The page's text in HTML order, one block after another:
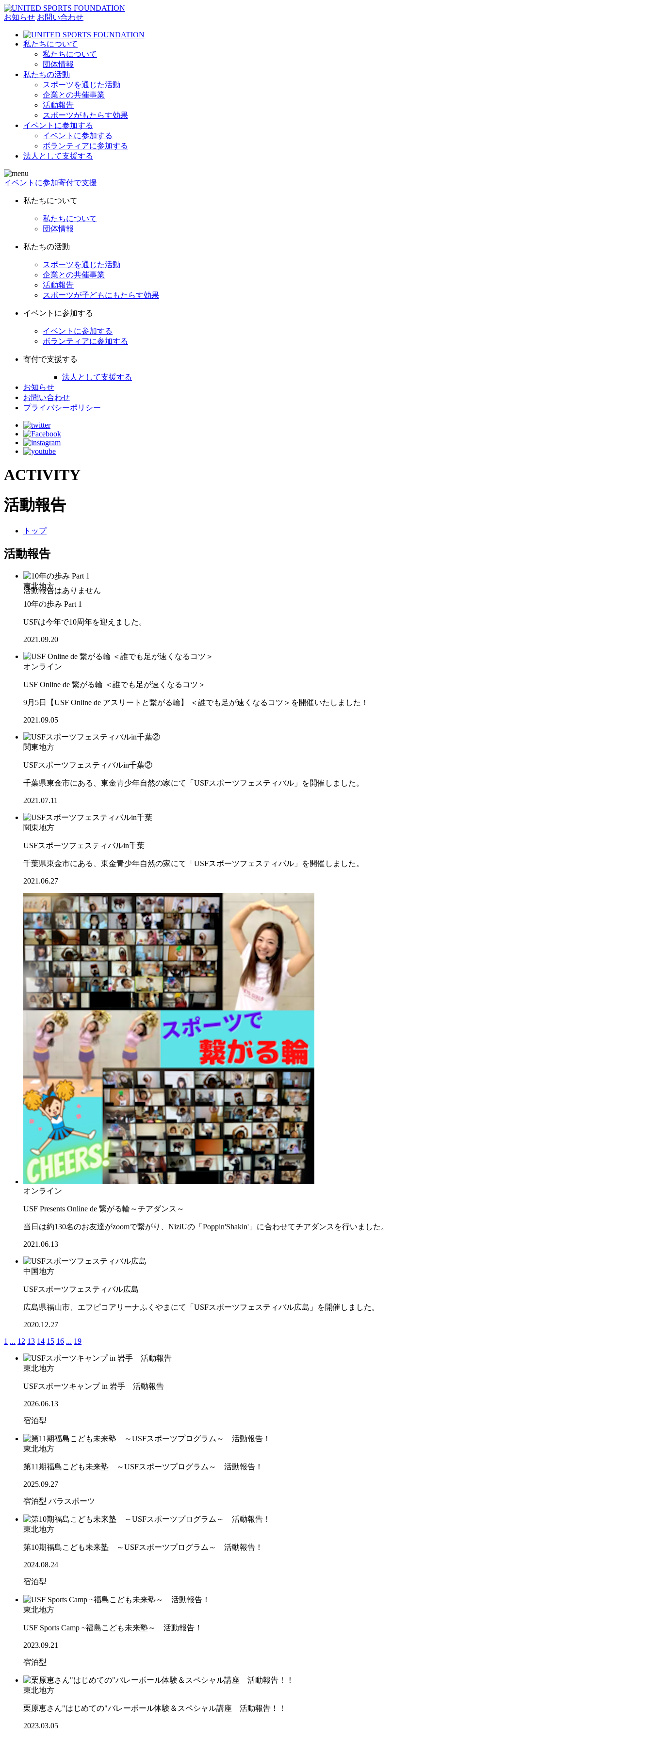
お知らせ お問い合わせ
私たちについて
私たちについて
団体情報
私たちの活動
スポーツを通じた活動
企業との共催事業
活動報告
スポーツがもたらす効果
イベントに参加する
イベントに参加する
ボランティアに参加する
法人として支援する
イベントに参加寄付で支援
私たちについて
私たちについて
団体情報
私たちの活動
スポーツを通じた活動
企業との共催事業
活動報告
スポーツが子どもにもたらす効果
イベントに参加する
イベントに参加する
ボランティアに参加する
寄付で支援する
法人として支援する
お知らせ
お問い合わせ
プライバシーポリシー
ACTIVITY
活動報告
トップ
活動報告
東北地方
10年の歩み Part 1
USFは今年で10周年を迎えました。
2021.09.20
オンライン
USF Online de 繋がる輪 ＜誰でも足が速くなるコツ＞
9月5日【USF Online de アスリートと繋がる輪】 ＜誰でも足が速くなるコツ＞を開催いたしました！
2021.09.05
関東地方
USFスポーツフェスティバルin千葉②
千葉県東金市にある、東金青少年自然の家にて「USFスポーツフェスティバル」を開催しました。
2021.07.11
関東地方
USFスポーツフェスティバルin千葉
千葉県東金市にある、東金青少年自然の家にて「USFスポーツフェスティバル」を開催しました。
2021.06.27
オンライン
USF Presents Online de 繋がる輪～チアダンス～
当日は約130名のお友達がzoomで繋がり、NiziUの「Poppin'Shakin'」に合わせてチアダンスを行いました。
2021.06.13
中国地方
USFスポーツフェスティバル広島
広島県福山市、エフピコアリーナふくやまにて「USFスポーツフェスティバル広島」を開催しました。
2020.12.27
1 ... 12 13 14 15 16 ... 19
東北地方
USFスポーツキャンプ in 岩手 活動報告
2026.06.13
宿泊型
東北地方
第11期福島こども未来塾 ～USFスポーツプログラム～ 活動報告！
2025.09.27
宿泊型 パラスポーツ
東北地方
第10期福島こども未来塾 ～USFスポーツプログラム～ 活動報告！
2024.08.24
宿泊型
東北地方
USF Sports Camp ~福島こども未来塾～ 活動報告！
2023.09.21
宿泊型
東北地方
栗原恵さん"はじめての"バレーボール体験＆スペシャル講座 活動報告！！
2023.03.05